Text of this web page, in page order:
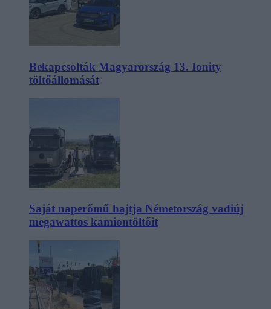
Bekapcsolták Magyarország 13. Ionity
töltőállomását
Saját naperőmű hajtja Németország vadiúj
megawattos kamiontöltőit